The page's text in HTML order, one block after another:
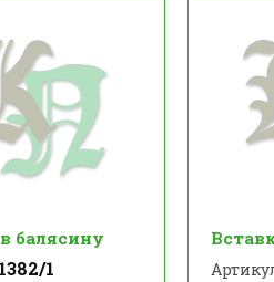
балясину
1382/1